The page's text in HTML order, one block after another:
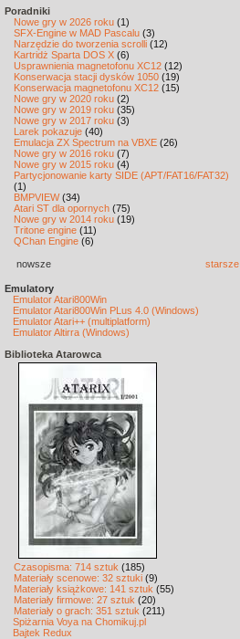
Poradniki
Nowe gry w 2026 roku (1)
SFX-Engine w MAD Pascalu (3)
Narzędzie do tworzenia scrolli (12)
Kartridż Sparta DOS X (6)
Usprawnienia magnetofonu XC12 (12)
Konserwacja stacji dysków 1050 (19)
Konserwacja magnetofonu XC12 (15)
Nowe gry w 2020 roku (2)
Nowe gry w 2019 roku (35)
Nowe gry w 2017 roku (3)
Larek pokazuje (40)
Emulacja ZX Spectrum na VBXE (26)
Nowe gry w 2016 roku (7)
Nowe gry w 2015 roku (4)
Partycjonowanie karty SIDE (APT/FAT16/FAT32)
(1)
BMPVIEW(34)
Atari ST dla opornych (75)
Nowe gry w 2014 roku (19)
Tritone engine (11)
QChan Engine (6)
nowsze starsze
Emulatory
Emulator Atari800Win
Emulator Atari800Win PLus 4.0 (Windows)
Emulator Atari++ (multiplatform)
Emulator Altirra (Windows)
Biblioteka Atarowca
Czasopisma: 714 sztuk (185)
Materiały scenowe: 32 sztuki (9)
Materiały książkowe: 141 sztuk (55)
Materiały firmowe: 27 sztuk (20)
Materiały o grach: 351 sztuk (211)
Spiżarnia Voya na Chomikuj.pl
Bajtek Redux